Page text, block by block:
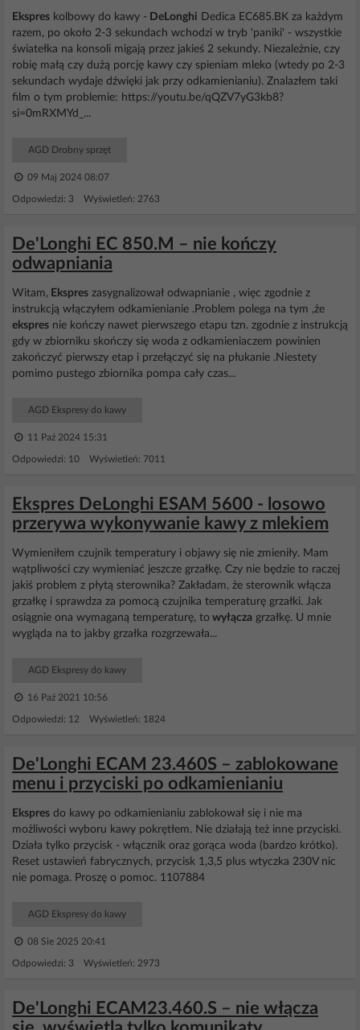
Ekspres kolbowy do kawy - DeLonghi Dedica EC685.BK za każdym
razem, po około 2-3 sekundach wchodzi w tryb 'paniki' - wszystkie
światełka na konsoli migają przez jakieś 2 sekundy. Niezależnie, czy
robię małą czy dużą porcję kawy czy spieniam mleko (wtedy po 2-3
sekundach wydaje dźwięki jak przy odkamienianiu). Znalazłem taki
film o tym problemie: https://youtu.be/qQZV7yG3kb8?
si=0mRXMYd_...
AGD Drobny sprzęt
09 Maj 2024 08:07
Odpowiedzi: 3 Wyświetleń: 2763
De'Longhi EC 850.M – nie kończy
odwapniania
Witam, Ekspres zasygnalizował odwapnianie , więc zgodnie z
instrukcją włączyłem odkamienianie .Problem polega na tym ,że
ekspres nie kończy nawet pierwszego etapu tzn. zgodnie z instrukcją
gdy w zbiorniku skończy się woda z odkamieniaczem powinien
zakończyć pierwszy etap i przełączyć się na płukanie .Niestety
pomimo pustego zbiornika pompa cały czas...
AGD Ekspresy do kawy
11 Paź 2024 15:31
Odpowiedzi: 10 Wyświetleń: 7011
Ekspres DeLonghi ESAM 5600 - losowo
przerywa wykonywanie kawy z mlekiem
Wymieniłem czujnik temperatury i objawy się nie zmieniły. Mam
wątpliwości czy wymieniać jeszcze grzałkę. Czy nie będzie to raczej
jakiś problem z płytą sterownika? Zakładam, że sterownik włącza
grzałkę i sprawdza za pomocą czujnika temperaturę grzałki. Jak
osiągnie ona wymaganą temperaturę, to wyłącza grzałkę. U mnie
wygląda na to jakby grzałka rozgrzewała...
AGD Ekspresy do kawy
16 Paź 2021 10:56
Odpowiedzi: 12 Wyświetleń: 1824
De'Longhi ECAM 23.460S – zablokowane
menu i przyciski po odkamienianiu
Ekspres do kawy po odkamienianiu zablokował się i nie ma
możliwości wyboru kawy pokrętłem. Nie działają też inne przyciski.
Działa tylko przycisk - włącznik oraz gorąca woda (bardzo krótko).
Reset ustawień fabrycznych, przycisk 1,3,5 plus wtyczka 230V nic
nie pomaga. Proszę o pomoc. 1107884
AGD Ekspresy do kawy
08 Sie 2025 20:41
Odpowiedzi: 3 Wyświetleń: 2973
De'Longhi ECAM23.460.S – nie włącza